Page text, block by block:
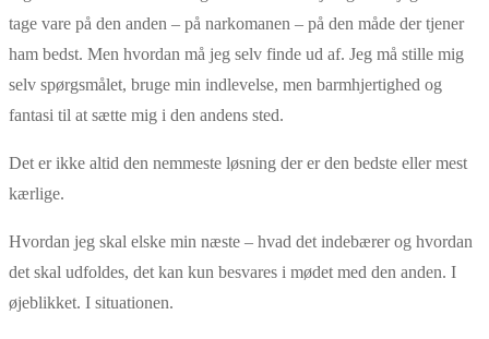
tage vare på den anden – på narkomanen – på den måde der tjener
ham bedst. Men hvordan må jeg selv finde ud af. Jeg må stille mig
selv spørgsmålet, bruge min indlevelse, men barmhjertighed og
fantasi til at sætte mig i den andens sted.
Det er ikke altid den nemmeste løsning der er den bedste eller mest
kærlige.
Hvordan jeg skal elske min næste – hvad det indebærer og hvordan
det skal udfoldes, det kan kun besvares i mødet med den anden. I
øjeblikket. I situationen.